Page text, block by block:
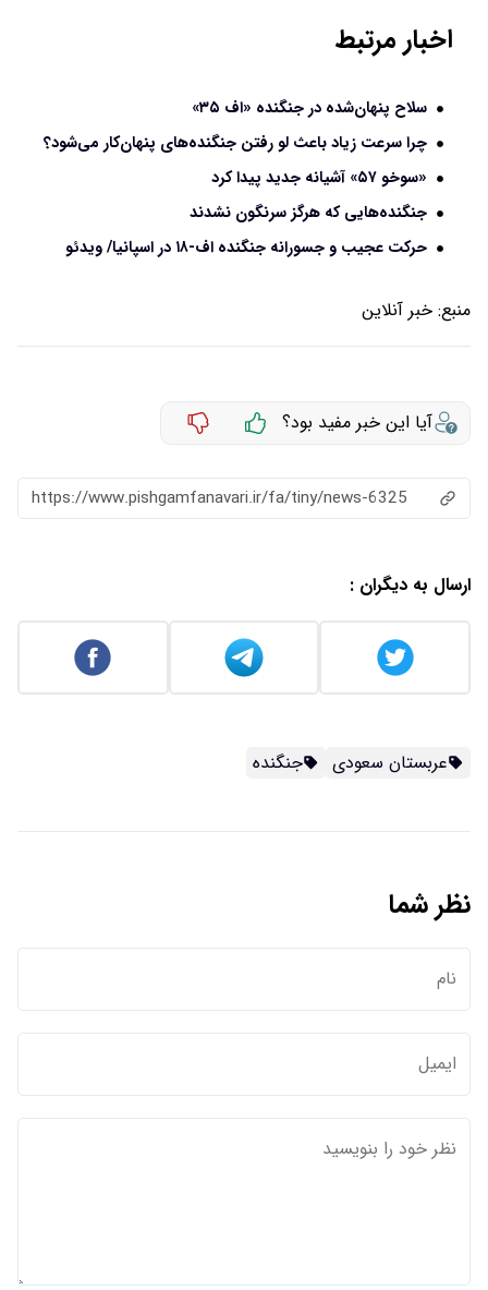
اخبار مرتبط
سلاح پنهان‌شده در جنگنده «اف ۳۵»
چرا سرعت زیاد باعث لو رفتن جنگنده‌های پنهان‌کار می‌شود؟
«سوخو ۵۷» آشیانه جدید پیدا کرد
جنگنده‌هایی که هرگز سرنگون نشدند
حرکت عجیب و جسورانه جنگنده اف-۱۸ در اسپانیا/ ویدئو
منبع: خبر آنلاین
آیا این خبر مفید بود؟
https://www.pishgamfanavari.ir/fa/tiny/news-6325
ارسال به دیگران :
عربستان سعودی جنگنده
نظر شما